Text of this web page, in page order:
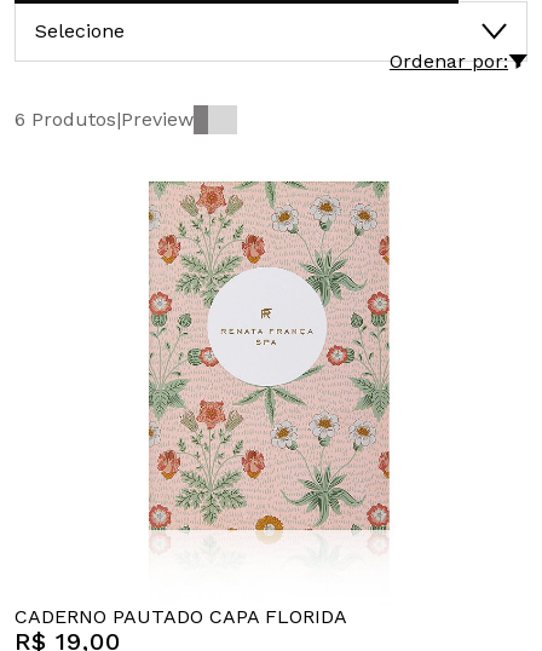
Selecione
Ordenar por:
6 Produtos|Preview
CADERNO PAUTADO CAPA FLORIDA
R$ 19,00